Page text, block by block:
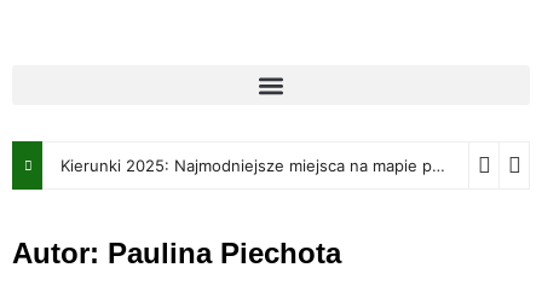
Kierunki 2025: Najmodniejsze miejsca na mapie podróżniczej w nadchodzącym roku
Autor: Paulina Piechota